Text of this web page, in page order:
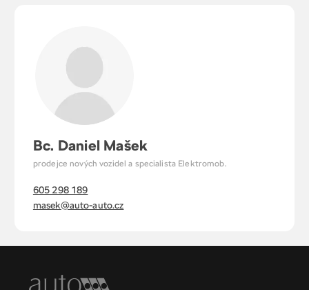
Bc. Daniel Mašek
prodejce nových vozidel a specialista Elektromob.
605 298 189
masek@auto-auto.cz